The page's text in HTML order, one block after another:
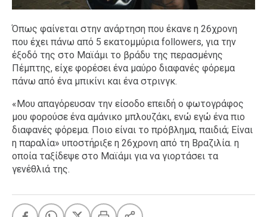
Όπως φαίνεται στην ανάρτηση που έκανε η 26χρονη
που έχει πάνω από 5 εκατομμύρια followers, για την
έξοδό της στο Μαϊάμι το βράδυ της περασμένης
Πέμπτης, είχε φορέσει ένα μαύρο διαφανές φόρεμα
πάνω από ένα μπικίνι και ένα στρινγκ.
«Μου απαγόρευσαν την είσοδο επειδή ο φωτογράφος
μου φορούσε ένα αμάνικο μπλουζάκι, ενώ εγώ ένα πιο
διαφανές φόρεμα. Ποιο είναι το πρόβλημα, παιδιά; Είναι
η παραλία» υποστήριξε η 26χρονη από τη Βραζιλία. η
οποία ταξίδεψε στο Μαϊάμι για να γιορτάσει τα
γενέθλιά της.